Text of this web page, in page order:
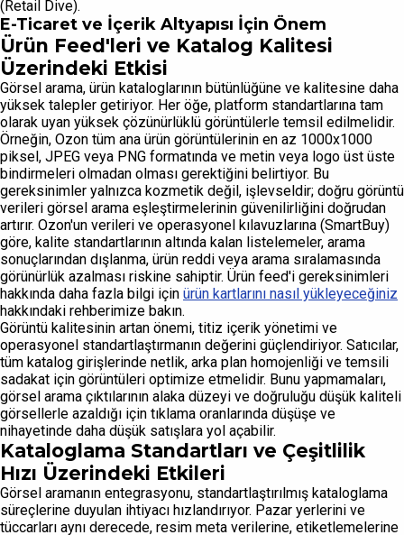
(Retail Dive).
E-Ticaret ve İçerik Altyapısı İçin Önem
Ürün Feed'leri ve Katalog Kalitesi
Üzerindeki Etkisi
Görsel arama, ürün kataloglarının bütünlüğüne ve kalitesine daha
yüksek talepler getiriyor. Her öğe, platform standartlarına tam
olarak uyan yüksek çözünürlüklü görüntülerle temsil edilmelidir.
Örneğin, Ozon tüm ana ürün görüntülerinin en az 1000x1000
piksel, JPEG veya PNG formatında ve metin veya logo üst üste
bindirmeleri olmadan olması gerektiğini belirtiyor. Bu
gereksinimler yalnızca kozmetik değil, işlevseldir; doğru görüntü
verileri görsel arama eşleştirmelerinin güvenilirliğini doğrudan
artırır. Ozon'un verileri ve operasyonel kılavuzlarına (SmartBuy)
göre, kalite standartlarının altında kalan listelemeler, arama
sonuçlarından dışlanma, ürün reddi veya arama sıralamasında
görünürlük azalması riskine sahiptir. Ürün feed'i gereksinimleri
hakkında daha fazla bilgi için ürün kartlarını nasıl yükleyeceğiniz
hakkındaki rehberimize bakın.
Görüntü kalitesinin artan önemi, titiz içerik yönetimi ve
operasyonel standartlaştırmanın değerini güçlendiriyor. Satıcılar,
tüm katalog girişlerinde netlik, arka plan homojenliği ve temsili
sadakat için görüntüleri optimize etmelidir. Bunu yapmamaları,
görsel arama çıktılarının alaka düzeyi ve doğruluğu düşük kaliteli
görsellerle azaldığı için tıklama oranlarında düşüşe ve
nihayetinde daha düşük satışlara yol açabilir.
Kataloglama Standartları ve Çeşitlilik
Hızı Üzerindeki Etkileri
Görsel aramanın entegrasyonu, standartlaştırılmış kataloglama
süreçlerine duyulan ihtiyacı hızlandırıyor. Pazar yerlerini ve
tüccarları aynı derecede, resim meta verilerine, etiketlemelerine